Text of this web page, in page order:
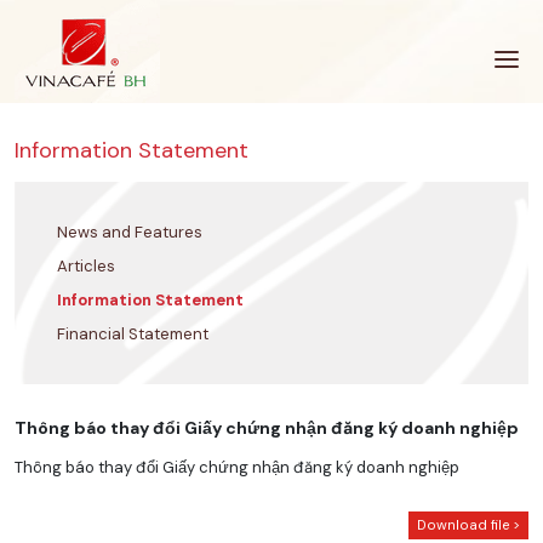
Information Statement
News and Features
Articles
Information Statement
Financial Statement
Thông báo thay đổi Giấy chứng nhận đăng ký doanh nghiệp
Thông báo thay đổi Giấy chứng nhận đăng ký doanh nghiệp
Download file >